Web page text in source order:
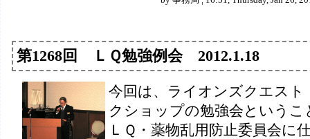
第1268回 ＬＱ勉強例会 2012.1.18
今回は、ライオンズクエスト
クショップの勉強会というこ
ＬＱ・薬物乱用防止委員会に